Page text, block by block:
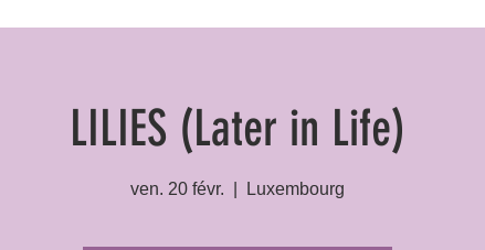
LILIES (Later in Life)
ven. 20 févr. Luxembourg